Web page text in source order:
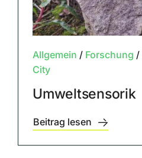
Allgemein / Forschung /
City
Umweltsensorik
Beitrag lesen